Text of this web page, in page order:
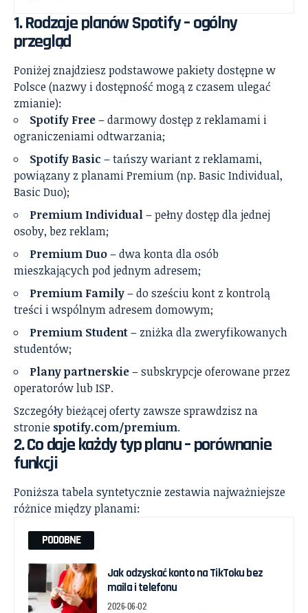
1. Rodzaje planów Spotify – ogólny
przegląd
Poniżej znajdziesz podstawowe pakiety dostępne w
Polsce (nazwy i dostępność mogą z czasem ulegać
zmianie):
Spotify Free– darmowy dostęp z reklamami i
ograniczeniami odtwarzania;
Spotify Basic – tańszy wariant z reklamami,
powiązany z planami Premium (np. Basic Individual,
Basic Duo);
Premium Individual– pełny dostęp dla jednej
osoby, bez reklam;
Premium Duo– dwa konta dla osób
mieszkających pod jednym adresem;
Premium Family– do sześciu kont z kontrolą
treści i wspólnym adresem domowym;
Premium Student– zniżka dla zweryfikowanych
studentów;
Plany partnerskie– subskrypcje oferowane przez
operatorów lub ISP.
Szczegóły bieżącej oferty zawsze sprawdzisz na
stronie spotify.com/premium.
2. Co daje każdy typ planu – porównanie
funkcji
Poniższa tabela syntetycznie zestawia najważniejsze
różnice między planami:
PODOBNE
Jak odzyskać konto na TikToku bez
maila i telefonu
2026-06-02